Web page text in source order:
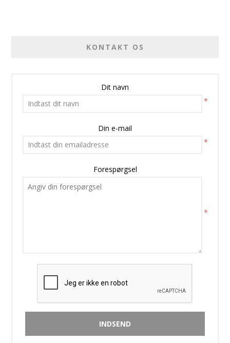
KONTAKT OS
Dit navn
*
Din e-mail
*
Forespørgsel
*